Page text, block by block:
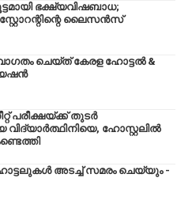
ഭക്ഷ്യവിഷബാധ;
ലൈസൻസ്
ചെയ്ത് കേരള ഹോട്ടൽ &
പരീക്ഷയ്ക്ക് തുടർ
വിദ്യാർത്ഥിനിയെ, ഹോസ്റ്റലിൽ
അടച്ച് സമരം ചെയ്യും -